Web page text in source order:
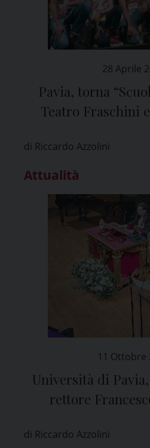
28 Aprile
Pavia, torna
Teatro Fraschini
di Riccardo Azzolini
Attualità
11 Ottobre
Università di
rettore
2022-
di Riccardo Azzolini